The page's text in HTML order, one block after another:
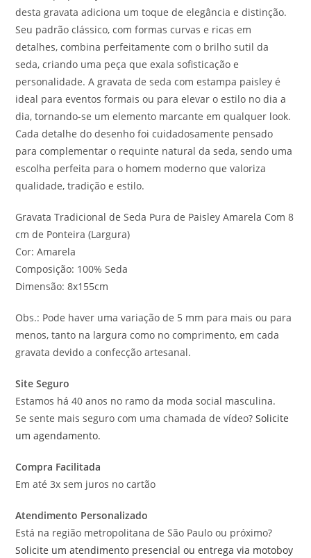
desta gravata adiciona um toque de elegância e distinção.
Seu padrão clássico, com formas curvas e ricas em
detalhes, combina perfeitamente com o brilho sutil da
seda, criando uma peça que exala sofisticação e
personalidade. A gravata de seda com estampa paisley é
ideal para eventos formais ou para elevar o estilo no dia a
dia, tornando-se um elemento marcante em qualquer look.
Cada detalhe do desenho foi cuidadosamente pensado
para complementar o requinte natural da seda, sendo uma
escolha perfeita para o homem moderno que valoriza
qualidade, tradição e estilo.
Gravata Tradicional de Seda Pura de Paisley Amarela Com 8
cm de Ponteira (Largura)
Cor: Amarela
Composição: 100% Seda
Dimensão: 8x155cm
Obs.: Pode haver uma variação de 5 mm para mais ou para
menos, tanto na largura como no comprimento, em cada
gravata devido a confecção artesanal.
Site Seguro
Estamos há 40 anos no ramo da moda social masculina.
Se sente mais seguro com uma chamada de vídeo?Solicite
um agendamento.
Compra Facilitada
Em até 3x sem juros no cartão
Atendimento Personalizado
Está na região metropolitana de São Paulo ou próximo?
Solicite um atendimento presencial ou entrega via motoboy